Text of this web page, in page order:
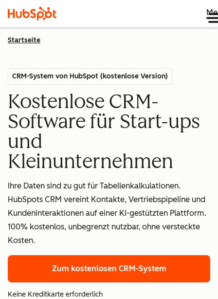
Startseite
CRM-System von HubSpot (kostenlose Version)
Kostenlose CRM-
Software für Start-ups
und
Kleinunternehmen
Ihre Daten sind zu gut für Tabellenkalkulationen.
HubSpots CRM vereint Kontakte, Vertriebspipeline und
Kundeninteraktionen auf einer KI-gestützten Plattform.
100% kostenlos, unbegrenzt nutzbar, ohne versteckte
Kosten.
Zum kostenlosen CRM-System
Keine Kreditkarte erforderlich